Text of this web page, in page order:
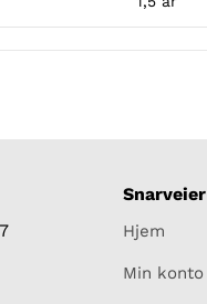
Snarveier
Hjem
Min konto